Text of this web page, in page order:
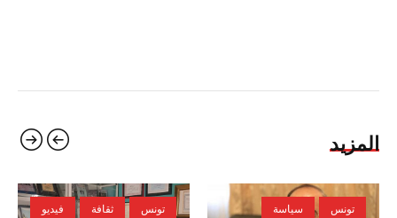
المزيد
تونس سياسة تونس ثقافة فيديو